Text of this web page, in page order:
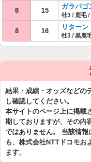
8 15 ガラパゴ
牡3 / 鹿毛
8 16 リターン
牡3 / 黒鹿
結果・成績・オッズなどの
し確認してください。
本サイトのページ上に掲載
期しておりますが、その内
ではありません。 当該情
も、株式会社NTTドコモお
ます。